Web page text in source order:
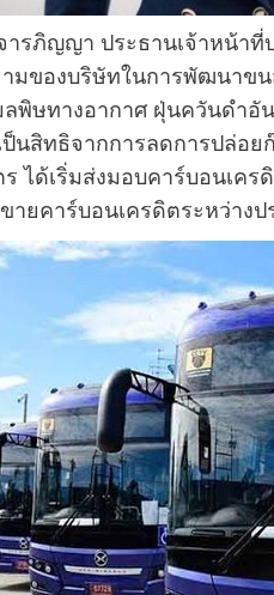
ารภิญญา ประธานเจ้าหน้า
ามของบริษัทในการพัฒนาข
ลพิษทางอากาศ ฝุ่นควันดำ
นสิทธิจากการลดการปล่อ
ได้เริ่มส่งมอบคาร์บอนเคร
ขายคาร์บอนเครดิตระหว่าง